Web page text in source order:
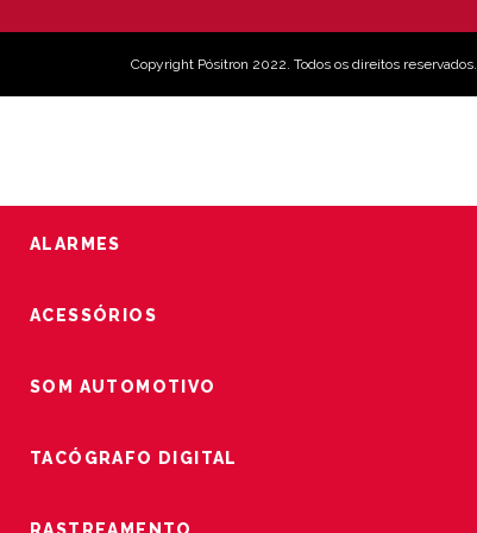
Copyright Pósitron 2022. Todos os direitos reservados.
ALARMES
ACESSÓRIOS
SOM AUTOMOTIVO
TACÓGRAFO DIGITAL
RASTREAMENTO